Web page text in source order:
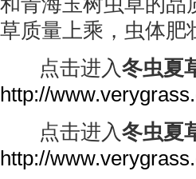
草质量上乘，虫体肥
点击进入冬虫夏
http://
点击进入冬虫夏
http://